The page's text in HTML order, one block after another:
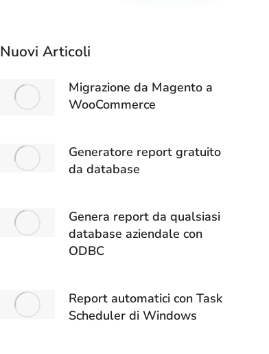
Nuovi Articoli
Migrazione da Magento a
WooCommerce
Generatore report gratuito
da database
Genera report da qualsiasi
database aziendale con
ODBC
Report automatici con Task
Scheduler di Windows